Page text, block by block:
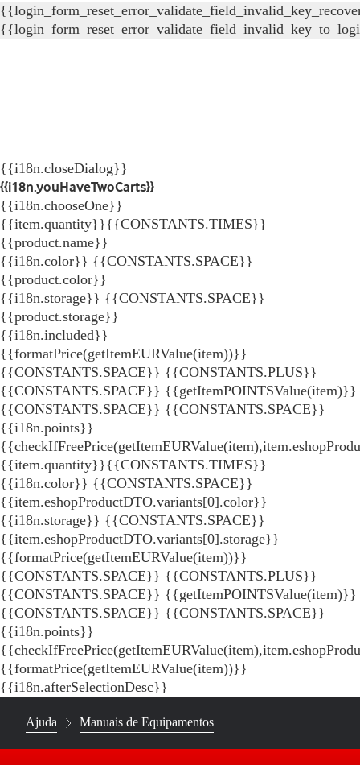
{{i18n.closeDialog}}
{{i18n.youHaveTwoCarts}}
{{i18n.chooseOne}}
{{item.quantity}}{{CONSTANTS.TIMES}}
{{product.name}}
{{i18n.color}} {{CONSTANTS.SPACE}}
{{product.color}}
{{i18n.storage}} {{CONSTANTS.SPACE}}
{{product.storage}}
{{i18n.included}}
{{formatPrice(getItemEURValue(item))}}
{{CONSTANTS.SPACE}} {{CONSTANTS.PLUS}}
{{CONSTANTS.SPACE}} {{getItemPOINTSValue(item)}}
{{CONSTANTS.SPACE}} {{CONSTANTS.SPACE}}
{{i18n.points}}
{{item.quantity}}{{CONSTANTS.TIMES}}
{{i18n.color}} {{CONSTANTS.SPACE}}
{{item.eshopProductDTO.variants[0].color}}
{{i18n.storage}} {{CONSTANTS.SPACE}}
{{item.eshopProductDTO.variants[0].storage}}
{{formatPrice(getItemEURValue(item))}}
{{CONSTANTS.SPACE}} {{CONSTANTS.PLUS}}
{{CONSTANTS.SPACE}} {{getItemPOINTSValue(item)}}
{{CONSTANTS.SPACE}} {{CONSTANTS.SPACE}}
{{i18n.points}}
{{formatPrice(getItemEURValue(item))}}
{{i18n.afterSelectionDesc}}
Ajuda Manuais de Equipamentos